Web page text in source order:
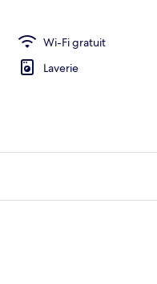
Wi-Fi gratuit
Laverie